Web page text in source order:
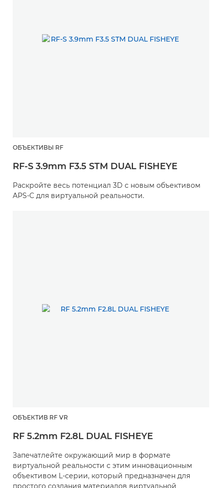
ОБЪЕКТИВЫ RF
RF-S 3.9mm F3.5 STM DUAL FISHEYE
Раскройте весь потенциал 3D с новым объективом
APS-C для виртуальной реальности.
ОБЪЕКТИВ RF VR
RF 5.2mm F2.8L DUAL FISHEYE
Запечатлейте окружающий мир в формате
виртуальной реальности с этим инновационным
объективом L-серии, который предназначен для
простого создания материалов виртуальной